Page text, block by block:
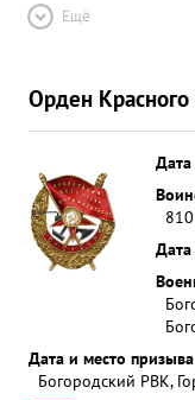
Ещё
Орден
Дата и место призыва
Богородский РВК,